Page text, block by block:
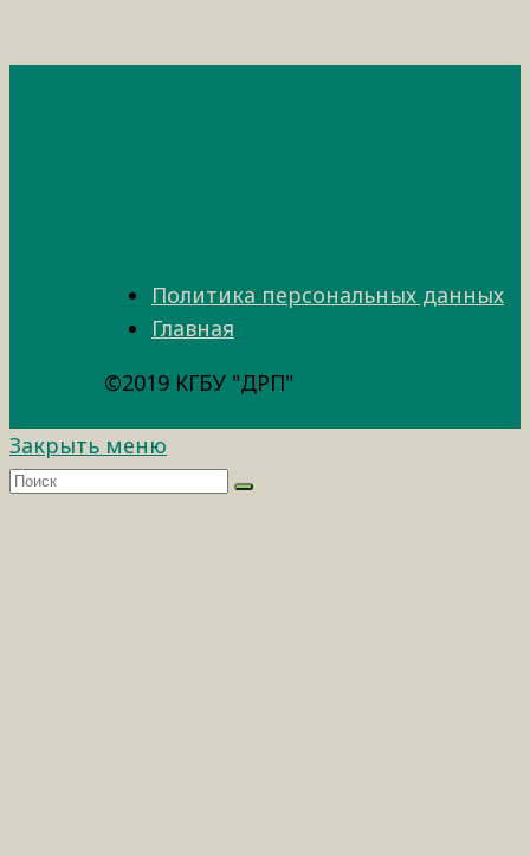
Политика персональных данных
Главная
©2019 КГБУ "ДРП"
Закрыть меню